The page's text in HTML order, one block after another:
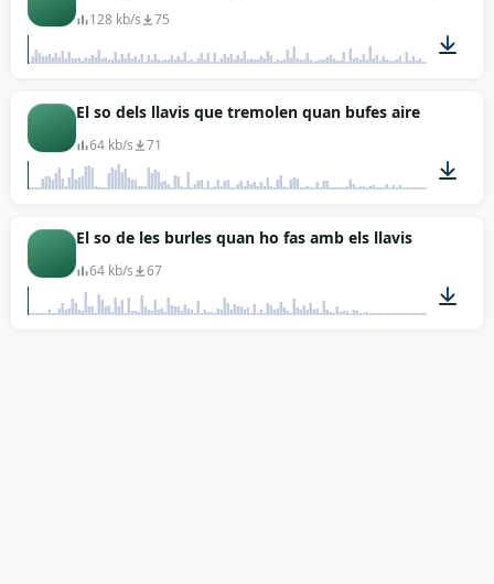
128 kb/s 75
El so dels llavis que tremolen quan bufes aire
64 kb/s 71
El so de les burles quan ho fas amb els llavis
64 kb/s 67